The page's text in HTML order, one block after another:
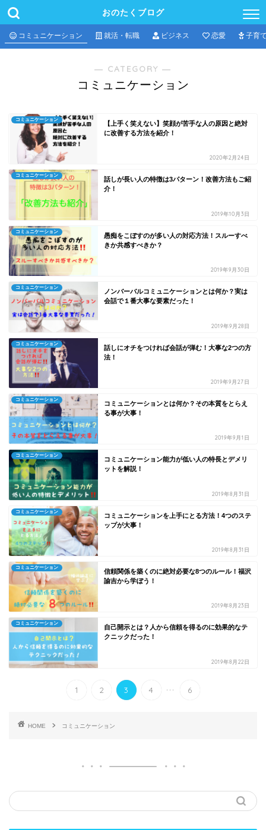
おのたくブログ
コミュニケーション 就活・転職 ビジネス 恋愛 子育
― CATEGORY ―
コミュニケーション
コミュニケーション
【上手く笑えない】笑顔が苦手な人の原因と絶対
に改善する方法を紹介！
2020年2月24日
コミュニケーション
話しが長い人の特徴は3パターン！改善方法もご紹
介！
2019年10月3日
コミュニケーション
愚痴をこぼすのが多い人の対応方法！スルーすべ
きか共感すべきか？
2019年9月30日
コミュニケーション
ノンバーバルコミュニケーションとは何か？実は
会話で１番大事な要素だった！
2019年9月28日
コミュニケーション
話しにオチをつければ会話が弾む！大事な2つの方
法！
2019年9月27日
コミュニケーション
コミュニケーションとは何か？その本質をとらえ
る事が大事！
2019年9月1日
コミュニケーション
コミュニケーション能力が低い人の特長とデメリ
ットを解説！
2019年8月31日
コミュニケーション
コミュニケーションを上手にとる方法！4つのステ
ップが大事！
2019年8月31日
コミュニケーション
信頼関係を築くのに絶対必要な8つのルール！福沢
諭吉から学ぼう！
2019年8月23日
コミュニケーション
自己開示とは？人から信頼を得るのに効果的なテ
クニックだった！
2019年8月22日
1 2 3 4 ... 6
HOME コミュニケーション